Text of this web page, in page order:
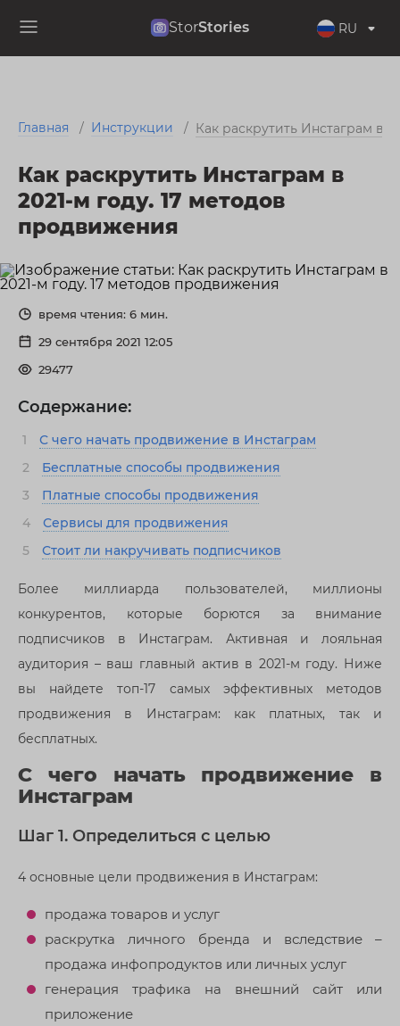
StorStories RU
Главная / Инструкции / Как раскрутить Инстаграм в
время чтения: 6 мин.
29 сентября 2021 12:05
29477
Как раскрутить Инстаграм в
2021-м году. 17 методов
продвижения
Содержание:
1
С чего начать продвижение в Инстаграм
2
Бесплатные способы продвижения
3
Платные способы продвижения
4
Сервисы для продвижения
5
Стоит ли накручивать подписчиков
Более миллиарда пользователей, миллионы
конкурентов, которые борются за внимание
подписчиков в Инстаграм. Активная и лояльная
аудитория – ваш главный актив в 2021-м году. Ниже
вы найдете топ-17 самых эффективных методов
продвижения в Инстаграм: как платных, так и
бесплатных.
С чего начать продвижение в
Инстаграм
Шаг 1. Определиться с целью
4 основные цели продвижения в Инстаграм:
продажа товаров и услуг
раскрутка личного бренда и вследствие –
продажа инфопродуктов или личных услуг
генерация трафика на внешний сайт или
приложение